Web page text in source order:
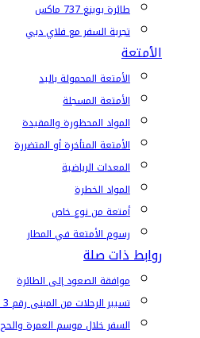
طائرة بوينغ 737 ماكس
تجربة السفر مع فلاي دبي
الأمتعة
الأمتعة المحمولة باليد
الأمتعة المسجلة
المواد المحظورة والمقيدة
الأمتعة المتأخرة أو المتضررة
المعدات الرياضية
المواد الخطرة
أمتعة من نوع خاص
رسوم الأمتعة في المطار
روابط ذات صلة
موافقة الصعود إلى الطائرة
تسيير الرحلات من المبنى رقم 3 (DXB)
السفر خلال موسم العمرة والحج